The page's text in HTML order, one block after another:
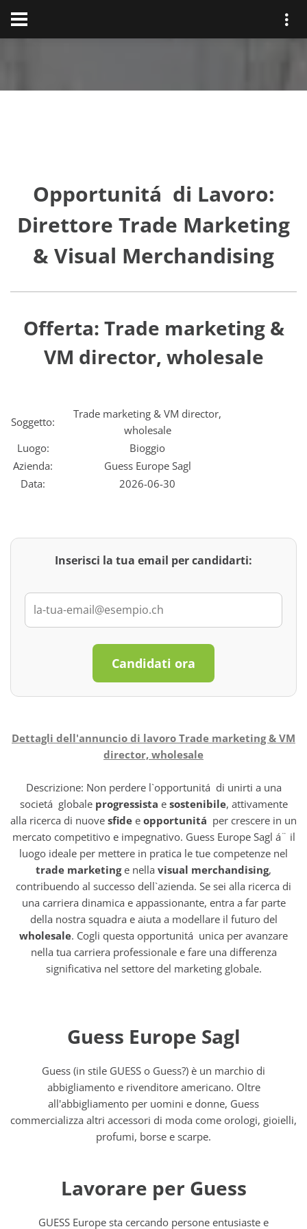
Opportunitá di Lavoro:
Direttore Trade Marketing
& Visual Merchandising
Offerta: Trade marketing &
VM director, wholesale
Soggetto:
Trade marketing & VM director,
wholesale
Luogo:
Bioggio
Azienda:
Guess Europe Sagl
Data:
2026-06-30
Inserisci la tua email per candidarti:
Candidati ora
Dettagli dell'annuncio di lavoro Trade marketing & VM
director, wholesale
Descrizione: Non perdere l`opportunitá di unirti a una
societá globale progressista e sostenibile, attivamente
alla ricerca di nuove sfide e opportunitá per crescere in un
mercato competitivo e impegnativo. Guess Europe Sagl á¨ il
luogo ideale per mettere in pratica le tue competenze nel
trade marketinge nella visual merchandising,
contribuendo al successo dell`azienda. Se sei alla ricerca di
una carriera dinamica e appassionante, entra a far parte
della nostra squadra e aiuta a modellare il futuro del
wholesale. Cogli questa opportunitá unica per avanzare
nella tua carriera professionale e fare una differenza
significativa nel settore del marketing globale.
Guess Europe Sagl
Guess (in stile GUESS o Guess?) è un marchio di
abbigliamento e rivenditore americano. Oltre
all'abbigliamento per uomini e donne, Guess
commercializza altri accessori di moda come orologi, gioielli,
profumi, borse e scarpe.
Lavorare per Guess
GUESS Europe sta cercando persone entusiaste e